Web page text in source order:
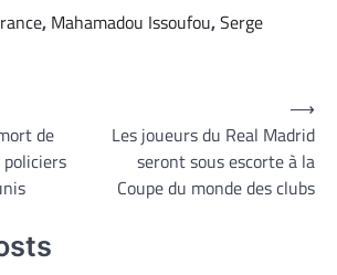
, Mahamadou Issoufou,Serge
de
Les joueurs du Real Madrid
seront sous escorte à la
Coupe du monde des clubs
⟶